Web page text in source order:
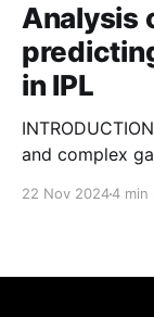
Analysis
in IPL
INTRODUCTION Cricket, with its global popularity
and complex
22 Nov 20244 min